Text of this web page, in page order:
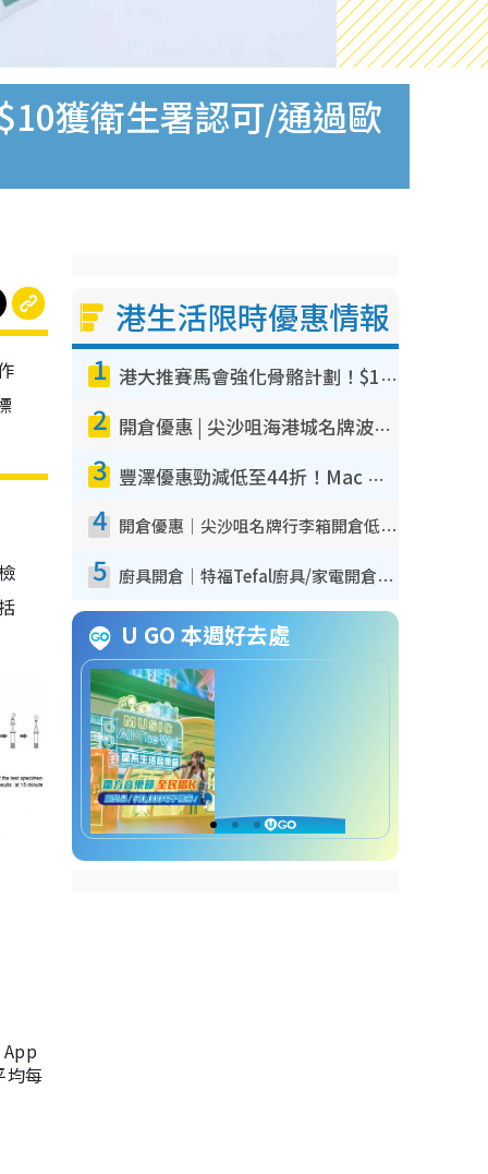
獲衛生署認可/通過歐
均每
港生活限時優惠情報
1 港大推賽馬會強化骨骼計劃！$100骨質密度X光檢查 完成免費運動訓練送超市禮券！附參加資格
2 開倉優惠 | 尖沙咀海港城名牌波鞋開倉低至1折！On鞋$899起／Joy&Peace鞋履$98起
3 豐澤優惠勁減低至44折！Mac mini/iPhone17Pro大減價！廚房家電$220起
4 開倉優惠｜尖沙咀名牌行李箱開倉低至4折！一連5日 American Tourister/ace./Hallmark $200起！
5 廚具開倉｜特福Tefal廚具/家電開倉低至3折！$220起買平底鍋/炒鑊/湯煲！電飯煲/吸塵機/燙斗$418起
U GO 本週好去處